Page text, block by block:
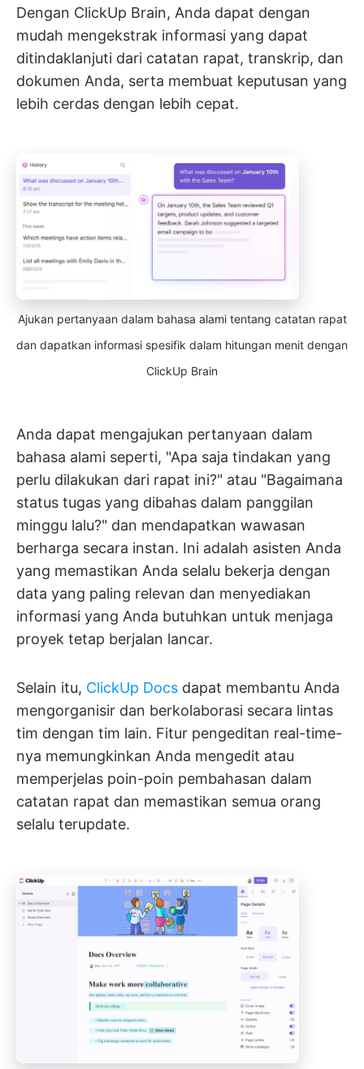
Dengan ClickUp Brain, Anda dapat dengan
mudah mengekstrak informasi yang dapat
ditindaklanjuti dari catatan rapat, transkrip, dan
dokumen Anda, serta membuat keputusan yang
lebih cerdas dengan lebih cepat.
Ajukan pertanyaan dalam bahasa alami tentang catatan rapat
dan dapatkan informasi spesifik dalam hitungan menit dengan
ClickUp Brain
Anda dapat mengajukan pertanyaan dalam
bahasa alami seperti, "Apa saja tindakan yang
perlu dilakukan dari rapat ini?" atau "Bagaimana
status tugas yang dibahas dalam panggilan
minggu lalu?" dan mendapatkan wawasan
berharga secara instan. Ini adalah asisten Anda
yang memastikan Anda selalu bekerja dengan
data yang paling relevan dan menyediakan
informasi yang Anda butuhkan untuk menjaga
proyek tetap berjalan lancar.
Selain itu, ClickUp Docs dapat membantu Anda
mengorganisir dan berkolaborasi secara lintas
tim dengan tim lain. Fitur pengeditan real-time-
nya memungkinkan Anda mengedit atau
memperjelas poin-poin pembahasan dalam
catatan rapat dan memastikan semua orang
selalu terupdate.